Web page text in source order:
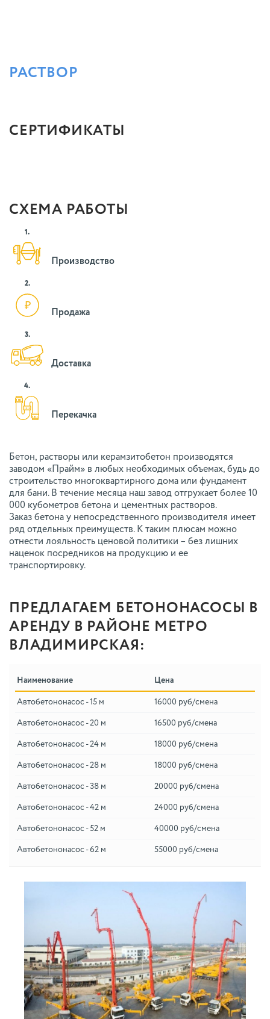
РАСТВОР
СЕРТИФИКАТЫ
СХЕМА РАБОТЫ
1.
Производство
2.
Продажа
3.
Доставка
4.
Перекачка
Бетон, растворы или керамзитобетон производятся
заводом «Прайм» в любых необходимых объемах, будь до
строительство многоквартирного дома или фундамент
для бани. В течение месяца наш завод отгружает более 10
000 кубометров бетона и цементных растворов.
Заказ бетона у непосредственного производителя имеет
ряд отдельных преимуществ. К таким плюсам можно
отнести лояльность ценовой политики – без лишних
наценок посредников на продукцию и ее
транспортировку.
ПРЕДЛАГАЕМ БЕТОНОНАСОСЫ В
АРЕНДУ В РАЙОНЕ МЕТРО
ВЛАДИМИРСКАЯ:
Наименование Цена
Автобетононасос - 15 м 16000 руб/смена
Автобетононасос - 20 м 16500 руб/смена
Автобетононасос - 24 м 18000 руб/смена
Автобетононасос - 28 м 18000 руб/смена
Автобетононасос - 38 м 20000 руб/смена
Автобетононасос - 42 м 24000 руб/смена
Автобетононасос - 52 м 40000 руб/смена
Автобетононасос - 62 м 55000 руб/смена